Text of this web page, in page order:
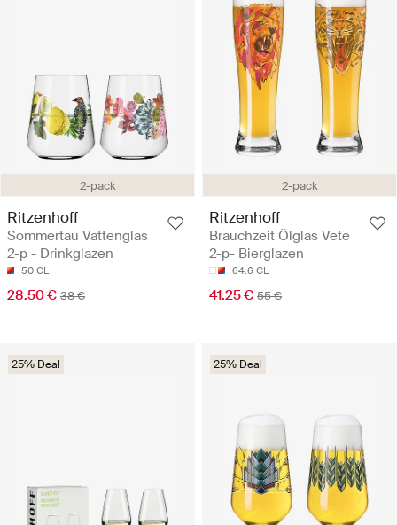
2-pack
Ritzenhoff
Sommertau Vattenglas
2-p - Drinkglazen
50 CL
28.50 € 38 €
2-pack
Ritzenhoff
Brauchzeit Ölglas Vete
2-p- Bierglazen
64.6 CL
41.25 € 55 €
25% Deal 25% Deal